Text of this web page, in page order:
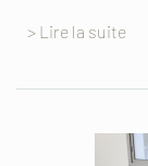
> Lire la suite